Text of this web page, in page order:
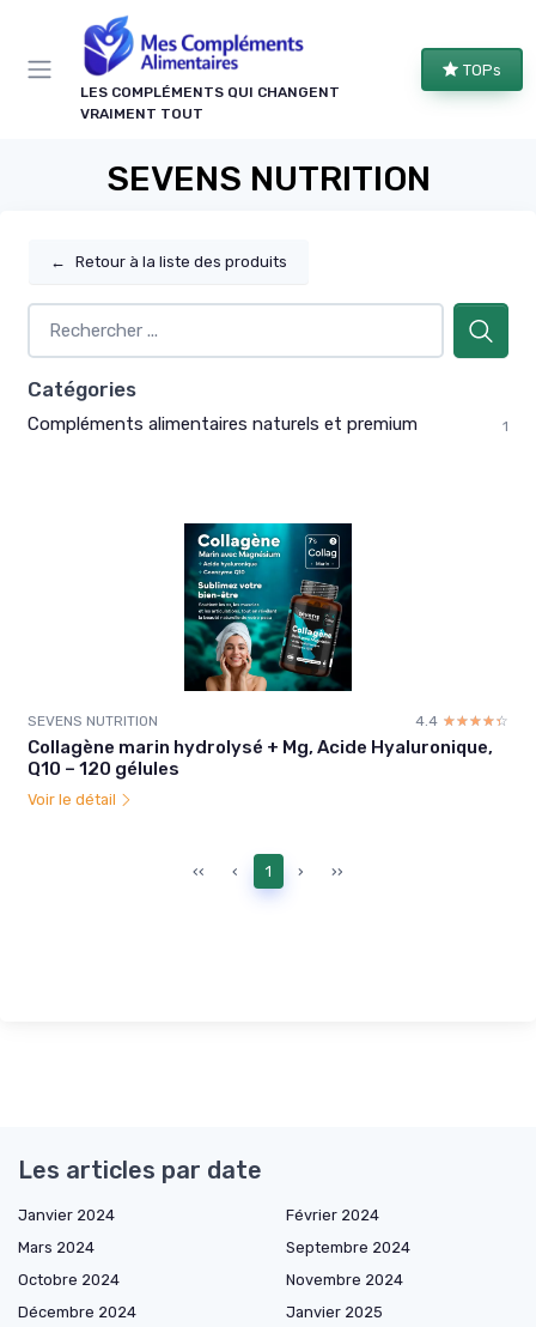
LES COMPLÉMENTS QUI CHANGENT
VRAIMENT TOUT
TOPs
SEVENS NUTRITION
← Retour à la liste des produits
Catégories
Compléments alimentaires naturels et premium 1
SEVENS NUTRITION 4.4 ☆☆☆☆☆
★★★★★
Collagène marin hydrolysé + Mg, Acide Hyaluronique,
Q10 – 120 gélules
Voir le détail
‹‹ ‹ 1 › ››
Les articles par date
Janvier 2024
Février 2024
Mars 2024
Septembre 2024
Octobre 2024
Novembre 2024
Décembre 2024
Janvier 2025
Panneau de gestion des cookies